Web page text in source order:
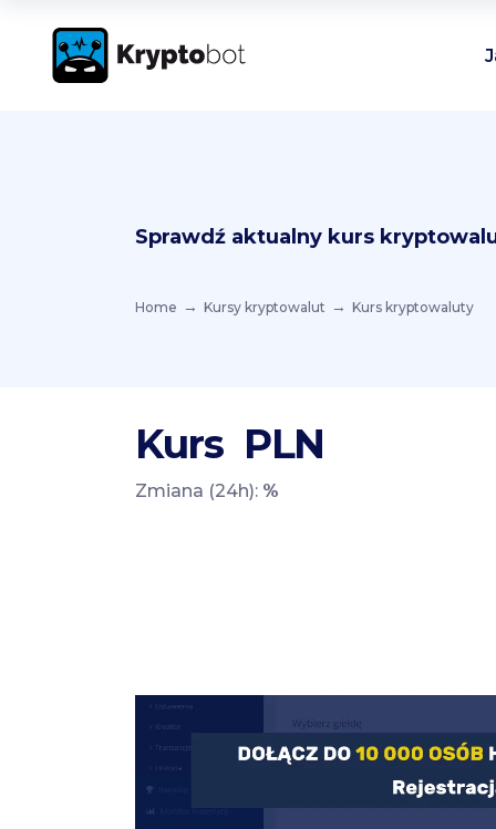
Sprawdź aktualny kurs
Home Kursy kryptowalut Kurs kryptowaluty
Kurs PLN
Zmiana (24h): %